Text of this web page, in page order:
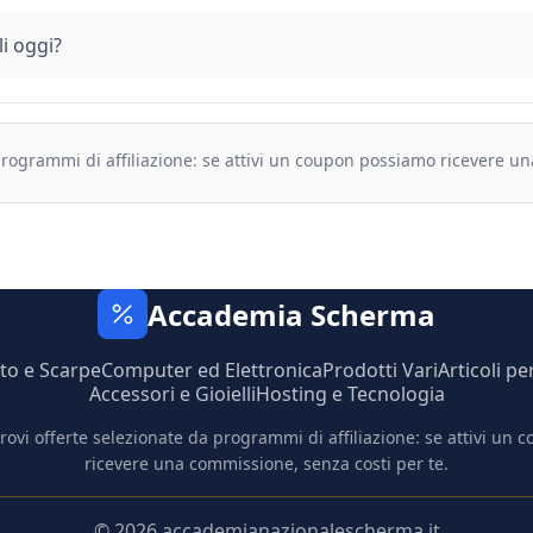
oggi?
di affiliazione: se attivi un coupon possiamo ricevere
Accademia Scherma
e ScarpeComputer ed ElettronicaProdotti VariArticoli
Accessori e GioielliHosting e Tecnologia
offerte selezionate da programmi di affiliazione: se attivi un
ricevere una commissione, senza costi per te.